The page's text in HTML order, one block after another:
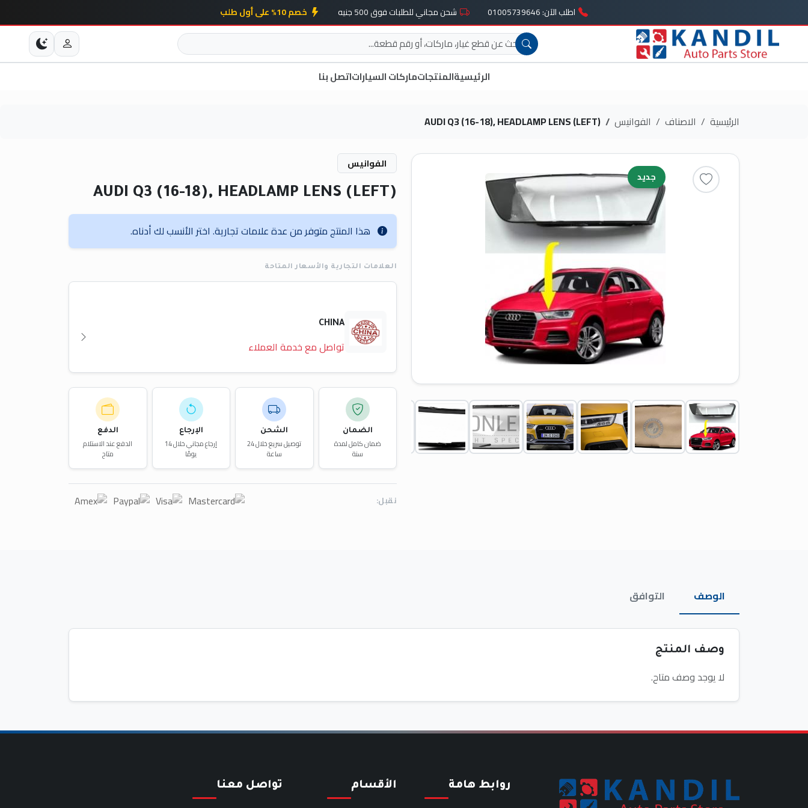
اطلب الآن: 01005739646 شحن مجاني للطلبات فوق 500 جنيه خصم 10% على أول طلب
الرئيسيةالمنتجاتماركات السياراتاتصل بنا
الرئيسية الاصناف الفوانيس AUDI Q3 (16-18), HEADLAMP LENS (LEFT)
جديد
الفوانيس
AUDI Q3 (16-18), HEADLAMP LENS (LEFT)
هذا المنتج متوفر من عدة علامات تجارية. اختر الأنسب لك أدناه.
العلامات التجارية والأسعار المتاحة
CHINA
تواصل مع خدمة العملاء
الضمان
ضمان كامل لمدة
سنة
الشحن
توصيل سريع خلال 24
ساعة
الإرجاع
إرجاع مجاني خلال 14
يومًا
الدفع
الدفع عند الاستلام
متاح
نقبل:
الوصف التوافق
وصف المنتج
لا يوجد وصف متاح.
روابط هامة الأقسام تواصل معنا